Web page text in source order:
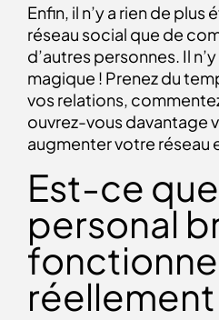
Enfin, il n’y a rien de plus
réseau social que de
d’autres personnes. Il
magique ! Prenez du
vos relations,
ouvrez-vous davantage
augmenter votre réseau
Est-ce
personal
fonctionne
réellement